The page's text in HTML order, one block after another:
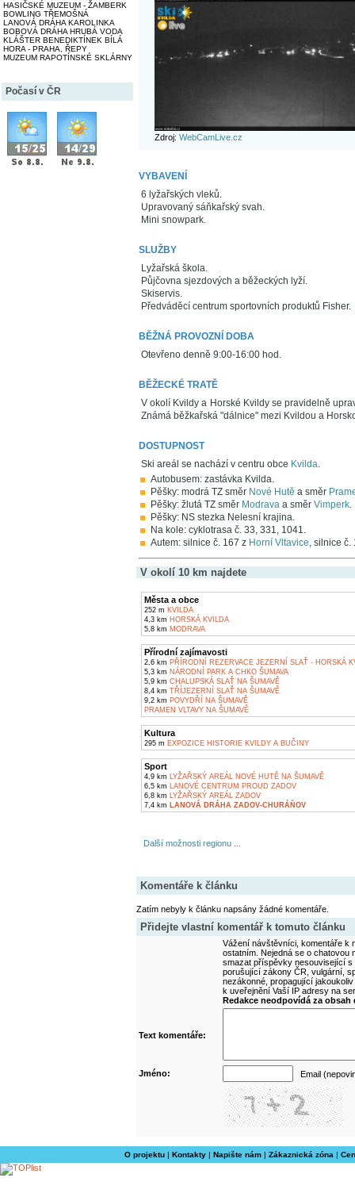
HASIČSKÉ MUZEUM - ŽAMBERK
BOWLING TŘEMOŠNÁ
LANOVÁ DRÁHA KAROLINKA
BOBOVÁ DRÁHA HRUBÁ VODA
KLÁŠTER BENEDIKTÍNEK BÍLÁ
HORA - PRAHA, ŘEPY
MUZEUM RAPOTÍNSKÉ SKLÁRNY
Počasí v ČR
Zdroj: WebCamLive.cz
VYBAVENÍ
6 lyžařských vleků.
Upravovaný sáňkařský svah.
Mini snowpark.
SLUŽBY
Lyžařská škola.
Půjčovna sjezdových a běžeckých lyží.
Skiservis.
Předváděcí centrum sportovních produktů Fisher.
BĚŽNÁ PROVOZNÍ DOBA
Otevřeno denně 9:00-16:00 hod.
BĚŽECKÉ TRATĚ
V okolí Kvildy a Horské Kvildy se pravidelně
Známá běžkařská "dálnice" mezi Kvildou a
DOSTUPNOST
Ski areál se nachází v centru obce Kvilda
Autobusem: zastávka Kvilda.
Pěšky: modrá TZ směr Nové Hutě a směr
Pěšky: žlutá TZ směr Modrava a směr Vimperk
Pěšky: NS stezka Nelesní krajina.
Na kole: cyklotrasa č. 33, 331, 1041.
Autem: silnice č. 167 z Horní Vltavice , silnice
V okolí 10 km najdete
Města a obce
252 m KVILDA
4,3 km HORSKÁ KVILDA
5,8 km MODRAVA
Přírodní zajímavosti
2,6 km PŘÍRODNÍ REZERVACE JEZERNÍ SLAŤ - HORSKÁ
5,3 km NÁRODNÍ PARK A CHKO ŠUMAVA
5,9 km CHALUPSKÁ SLAŤ NA ŠUMAVĚ
8,4 km TŘÍJEZERNÍ SLAŤ NA ŠUMAVĚ
9,2 km POVYDŘÍ NA ŠUMAVĚ
PRAMEN VLTAVY NA ŠUMAVĚ
Kultura
295 m EXPOZICE HISTORIE KVILDY A BUČINY
Sport
4,9 km LYŽAŘSKÝ AREÁL NOVÉ HUTĚ NA ŠUMAVĚ
6,5 km LANOVÉ CENTRUM PROUD ZADOV
6,8 km LYŽAŘSKÝ AREÁL ZADOV
7,4 km LANOVÁ DRÁHA ZADOV-CHURÁŇOV
Další možnosti regionu ...
Komentáře k článku
Zatím nebyly k článku napsány žádné komentáře.
Přidejte vlastní komentář k tomuto článku
Vážení návštěvníci, komentáře k
ostatním. Nejedná se o
smazat příspěvky nesouvisející
porušující zákony ČR, vulgární,
nezákonné, propagující
k uveřejnění Vaší IP adresy na
Redakce neodpovídá za
Text komentáře:
Jméno: Email
O projektu| Kontakty| Napište nám| Zákaznická zóna |